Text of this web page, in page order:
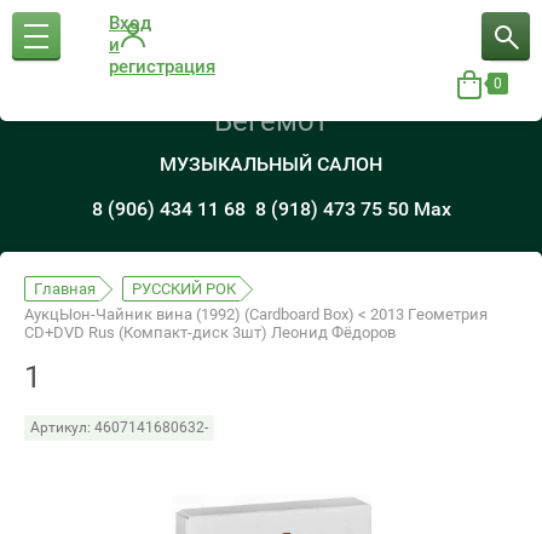
Вход
и
регистрация
0
Бегемот
МУЗЫКАЛЬНЫЙ САЛОН
8 (906) 434 11 68 8 (918) 473 75 50 Max
Главная
РУССКИЙ РОК
АукцЫон-Чайник вина (1992) (Cardboard Box) < 2013 Геометрия
CD+DVD Rus (Компакт-диск 3шт) Леонид Фёдоров
1
Артикул: 4607141680632-